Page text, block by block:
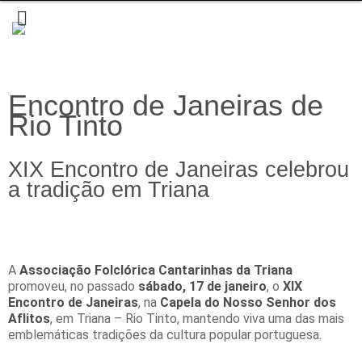
Encontro de Janeiras de
Rio Tinto
XIX Encontro de Janeiras celebrou
a tradição em Triana
A Associação Folclórica Cantarinhas da Triana
promoveu, no passado sábado, 17 de janeiro, o XIX
Encontro de Janeiras, na Capela do Nosso Senhor dos
Aflitos, em Triana – Rio Tinto, mantendo viva uma das mais
emblemáticas tradições da cultura popular portuguesa.